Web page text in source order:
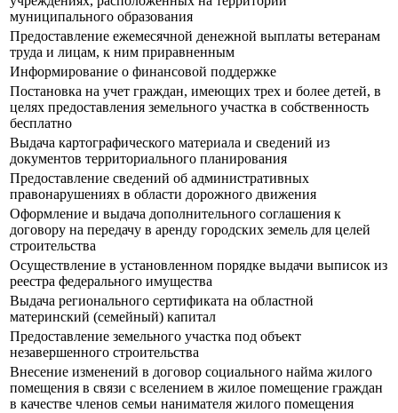
муниципального образования
Предоставление ежемесячной денежной выплаты ветеранам
труда и лицам, к ним приравненным
Информирование о финансовой поддержке
Постановка на учет граждан, имеющих трех и более детей, в
целях предоставления земельного участка в собственность
бесплатно
Выдача картографического материала и сведений из
документов территориального планирования
Предоставление сведений об административных
правонарушениях в области дорожного движения
Оформление и выдача дополнительного соглашения к
договору на передачу в аренду городских земель для целей
строительства
Осуществление в установленном порядке выдачи выписок из
реестра федерального имущества
Выдача регионального сертификата на областной
материнский (семейный) капитал
Предоставление земельного участка под объект
незавершенного строительства
Внесение изменений в договор социального найма жилого
помещения в связи с вселением в жилое помещение граждан
в качестве членов семьи нанимателя жилого помещения